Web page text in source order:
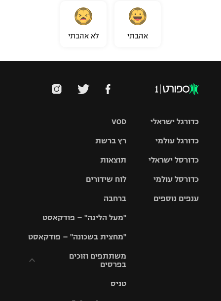
אהבתי לא אהבתי
VOD
רץ ברשת
תוצאות
לוח שידורים
ברחבה
"מעל הליגה" – פודקאסט
"מחצית בשכונה" – פודקאסט
משתתפים וזוכים
בפרסים
טניס
כדורגל ישראלי
גביע הטוטו
כדורגל עולמי
האלופות
ליגה
כדורסל ישראלי
סל
כדורסל עולמי
ענפים נוספים